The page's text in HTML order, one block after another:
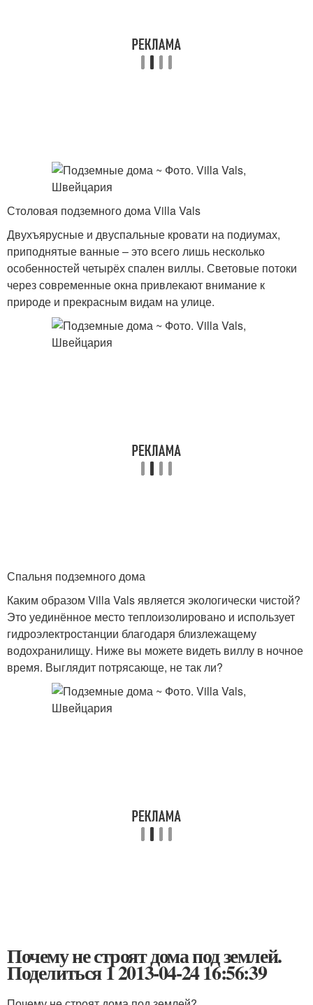
Столовая подземного дома Villa Vals
Двухъярусные и двуспальные кровати на подиумах,
приподнятые ванные – это всего лишь несколько
особенностей четырёх спален виллы. Световые потоки
через современные окна привлекают внимание к
природе и прекрасным видам на улице.
Спальня подземного дома
Каким образом Villa Vals является экологически чистой?
Это уединённое место теплоизолировано и использует
гидроэлектростанции благодаря близлежащему
водохранилищу. Ниже вы можете видеть виллу в ночное
время. Выглядит потрясающе, не так ли?
Почему не строят дома под землей.
Поделиться 1 2013-04-24 16:56:39